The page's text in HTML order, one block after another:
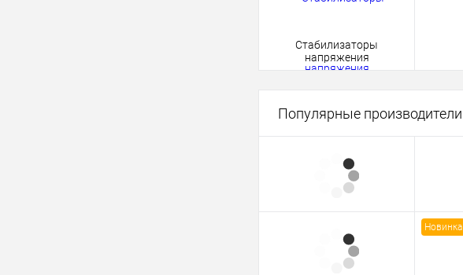
Стабилизаторы
напряжения
Популярные производители
Новинка